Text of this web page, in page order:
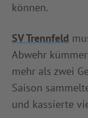
können.
SV Trennfeld
Abwehr
mehr als zwei
Saison
und kassierte